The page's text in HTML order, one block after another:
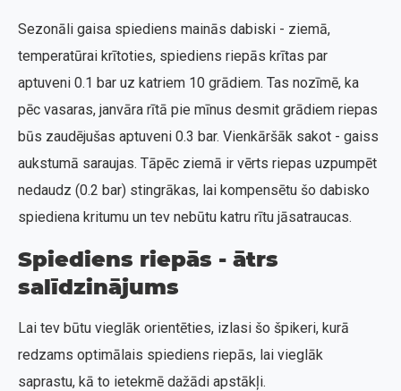
Sezonāli gaisa spiediens mainās dabiski - ziemā,
temperatūrai krītoties, spiediens riepās krītas par
aptuveni 0.1 bar uz katriem 10 grādiem. Tas nozīmē, ka
pēc vasaras, janvāra rītā pie mīnus desmit grādiem riepas
būs zaudējušas aptuveni 0.3 bar. Vienkāršāk sakot - gaiss
aukstumā saraujas. Tāpēc ziemā ir vērts riepas uzpumpēt
nedaudz (0.2 bar) stingrākas, lai kompensētu šo dabisko
spiediena kritumu un tev nebūtu katru rītu jāsatraucas.
Spiediens riepās - ātrs
salīdzinājums
Lai tev būtu vieglāk orientēties, izlasi šo špikeri, kurā
redzams optimālais spiediens riepās, lai vieglāk
saprastu, kā to ietekmē dažādi apstākļi.